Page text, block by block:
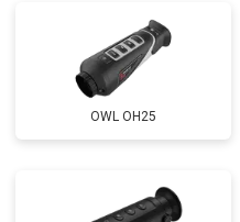
OWL OH25